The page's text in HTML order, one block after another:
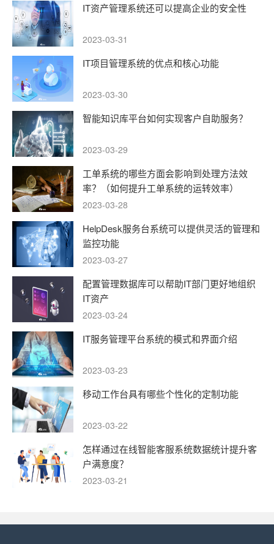
IT资产管理系统还可以提高企业的安全性
2023-03-31
IT项目管理系统的优点和核心功能
2023-03-30
智能知识库平台如何实现客户自助服务？
2023-03-29
工单系统的哪些方面会影响到处理方法效
率？（如何提升工单系统的运转效率）
2023-03-28
HelpDesk服务台系统可以提供灵活的管理和
监控功能
2023-03-27
配置管理数据库可以帮助IT部门更好地组织
IT资产
2023-03-24
IT服务管理平台系统的模式和界面介绍
2023-03-23
移动工作台具有哪些个性化的定制功能
2023-03-22
怎样通过在线智能客服系统数据统计提升客
户满意度？
2023-03-21